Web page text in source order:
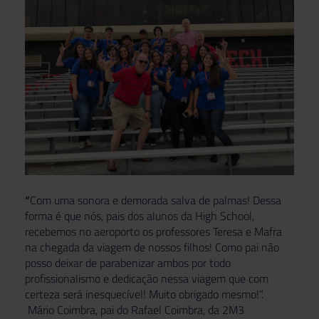
“Com uma sonora e demorada salva de palmas! Dessa
forma é que nós, pais dos alunos da High School,
recebemos no aeroporto os professores Teresa e Mafra
na chegada da viagem de nossos filhos! Como pai não
posso deixar de parabenizar ambos por todo
profissionalismo e dedicação nessa viagem que com
certeza será inesquecível! Muito obrigado mesmo!”.
Mário Coimbra, pai do Rafael Coimbra, da 2M3